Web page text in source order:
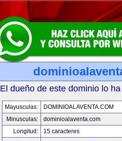
El dueño de este dominio lo
Mayusculas:
DOMINIOALAVENTA.COM
Minusculas:
dominioalaventa.com
Longitud:
15 caracteres